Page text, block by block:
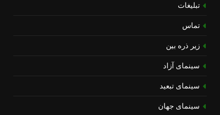
تبلیغات
تماس
زیر ذره بین
سینمای آزاد
سینمای تبعید
سینمای جهان